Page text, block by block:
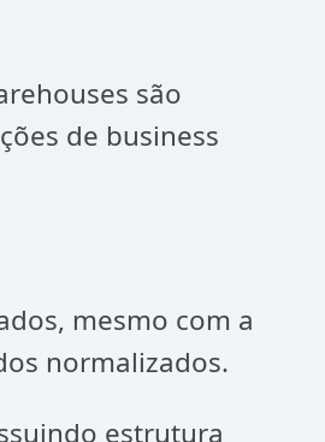
são
de business
mesmo com a
normalizados.
estrutura